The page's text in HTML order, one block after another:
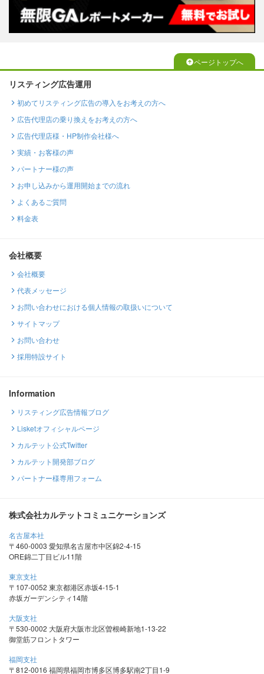
ページトップへ
リスティング広告運用
初めてリスティング広告の導入をお考えの方へ
広告代理店の乗り換えをお考えの方へ
広告代理店様・HP制作会社様へ
実績・お客様の声
パートナー様の声
お申し込みから運用開始までの流れ
よくあるご質問
料金表
会社概要
会社概要
代表メッセージ
お問い合わせにおける個人情報の取扱いについて
サイトマップ
お問い合わせ
採用特設サイト
Information
リスティング広告情報ブログ
Lisketオフィシャルページ
カルテット公式Twitter
カルテット開発部ブログ
パートナー様専用フォーム
株式会社カルテットコミュニケーションズ
名古屋本社
〒460-0003 愛知県名古屋市中区錦2-4-15
ORE錦二丁目ビル11階
東京支社
〒107-0052 東京都港区赤坂4-15-1
赤坂ガーデンシティ14階
大阪支社
〒530-0002 大阪府大阪市北区曽根崎新地1-13-22
御堂筋フロントタワー
福岡支社
〒812-0016 福岡県福岡市博多区博多駅南2丁目1-9